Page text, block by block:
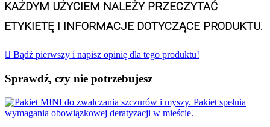
KAŻDYM UŻYCIEM NALEŻY PRZECZYTAĆ
ETYKIETĘ I INFORMACJE DOTYCZĄCE PRODUKTU.
 Bądź pierwszy i napisz opinię dla tego produktu!
Sprawdź, czy nie potrzebujesz